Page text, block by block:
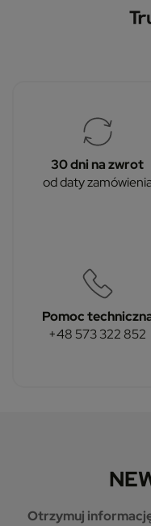
30 dni na zwrot
od daty
Pomoc
+48 573 322 852
Otrzymuj